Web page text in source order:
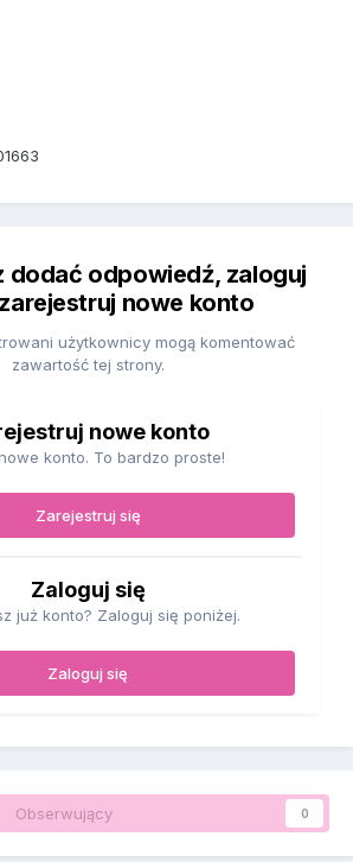
dodać odpowiedź, zaloguj
nowe konto
użytkownicy mogą komentować
zawartość tej strony.
nowe konto
konto. To bardzo proste!
Zarejestruj się
Zaloguj się
już konto? Zaloguj się poniżej.
Zaloguj się
Obserwujący 0